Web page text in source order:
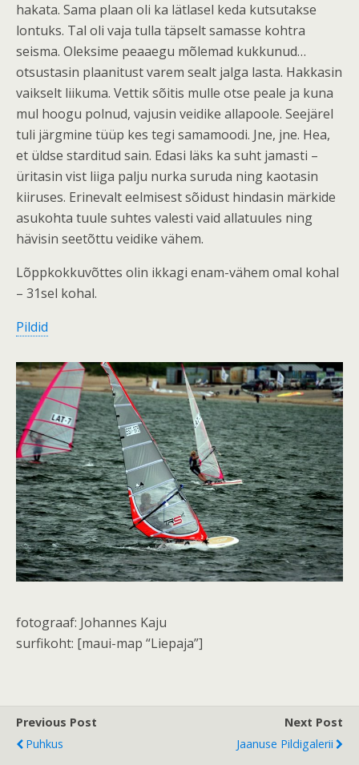
hakata. Sama plaan oli ka lätlasel keda kutsutakse
lontuks. Tal oli vaja tulla täpselt samasse kohtra
seisma. Oleksime peaaegu mõlemad kukkunud…
otsustasin plaanitust varem sealt jalga lasta. Hakkasin
vaikselt liikuma. Vettik sõitis mulle otse peale ja kuna
mul hoogu polnud, vajusin veidike allapoole. Seejärel
tuli järgmine tüüp kes tegi samamoodi. Jne, jne. Hea,
et üldse starditud sain. Edasi läks ka suht jamasti –
üritasin vist liiga palju nurka suruda ning kaotasin
kiiruses. Erinevalt eelmisest sõidust hindasin märkide
asukohta tuule suhtes valesti vaid allatuules ning
hävisin seetõttu veidike vähem.
Lõppkokkuvõttes olin ikkagi enam-vähem omal kohal
– 31sel kohal.
Pildid
fotograaf: Johannes Kaju
surfikoht: [maui-map “Liepaja”]
Previous Post
Puhkus
Next Post
Jaanuse Pildigalerii